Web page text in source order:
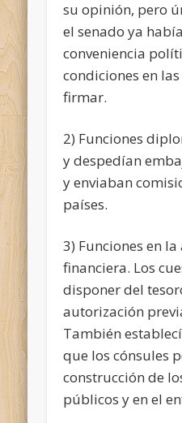
su opinión, pero
el senado ya
conveniencia
condiciones en
firmar.
2) Funciones
y despedían
y enviaban
países.
3) Funciones en
financiera. Los
disponer del
autorización
También
que los cónsules
construcción de
públicos y en el